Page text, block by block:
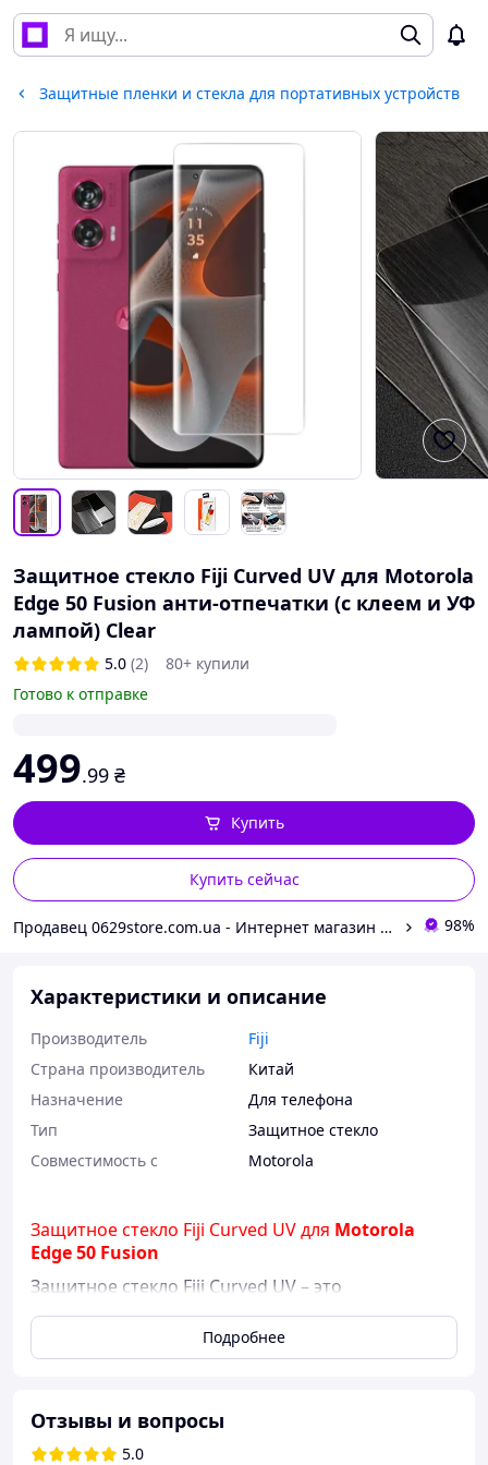
Защитные пленки и стекла для портативных устройств
Защитное стекло Fiji Curved UV для Motorola
Edge 50 Fusion анти-отпечатки (с клеем и УФ
лампой) Clear
5.0 (2)
80+ купили
Готово к отправке
499.99 ₴
Купить сейчас
Купить
Продавец 0629store.com.ua - Интернет магазин чехлов и защитных стекол для смартфонов 98%
Характеристики и описание
Производитель
Fiji
Страна производитель
Китай
Назначение
Для телефона
Тип
Защитное стекло
Совместимость с
Motorola
Защитное стекло Fiji Curved UV для Motorola
Edge 50 Fusion
Защитное стекло Fiji Curved UV– это
закругленного экрана вашего
Fusion.
дисплеи всегда была проблемой. Обычные
стекла с полной проклейкой хоть и были
простыми в установке, но плохо прилегали к
Подробнее
Отзывы и вопросы
5.0